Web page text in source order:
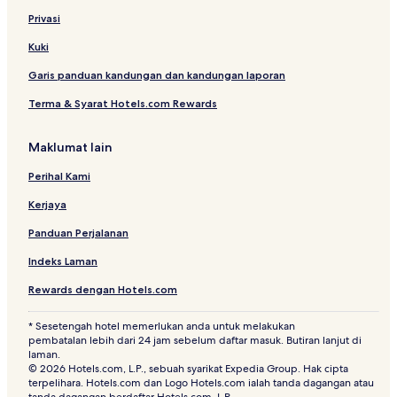
t
H
m
E
p
r
Privasi
Kuki
Garis panduan kandungan dan kandungan laporan
Terma & Syarat Hotels.com Rewards
Maklumat lain
Perihal Kami
Kerjaya
Panduan Perjalanan
Indeks Laman
Rewards dengan Hotels.com
* Sesetengah hotel memerlukan anda untuk melakukan
pembatalan lebih dari 24 jam sebelum daftar masuk. Butiran lanjut di
laman.
© 2026 Hotels.com, L.P., sebuah syarikat Expedia Group. Hak cipta
terpelihara. Hotels.com dan Logo Hotels.com ialah tanda dagangan atau